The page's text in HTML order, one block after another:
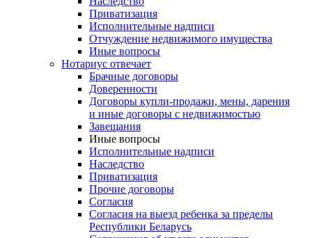
Приватизация
Исполнительные надписи
Отчуждение недвижимого имущества
Иные вопросы
Нотариус отвечает
Брачные договоры
Доверенности
Договоры купли-продажи, мены, дарения
и иные договоры с недвижимостью
Завещания
Иные вопросы
Исполнительные надписи
Наследство
Приватизация
Прочие договоры
Согласия
Согласия на выезд ребенка за пределы
Республики Беларусь